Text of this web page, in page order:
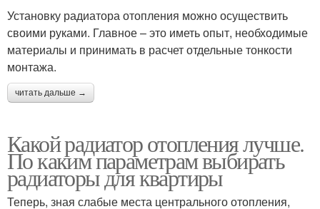
Установку радиатора отопления можно осуществить
своими руками. Главное – это иметь опыт, необходимые
материалы и принимать в расчет отдельные тонкости
монтажа.
читать дальше →
Какой радиатор отопления лучше.
По каким параметрам выбирать
радиаторы для квартиры
Теперь, зная слабые места центрального отопления,